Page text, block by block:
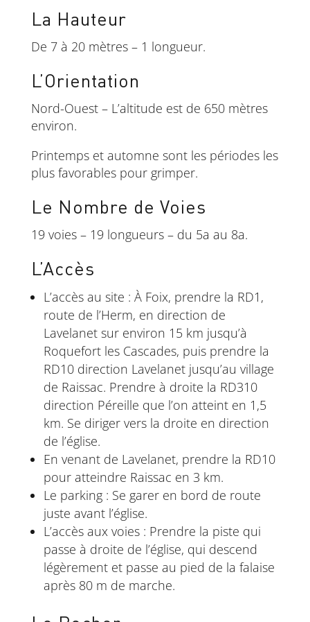
La Hauteur
De 7 à 20 mètres – 1 longueur.
L’Orientation
Nord-Ouest – L’altitude est de 650 mètres
environ.
Printemps et automne sont les périodes les
plus favorables pour grimper.
Le Nombre de Voies
19 voies – 19 longueurs – du 5a au 8a.
L’Accès
L’accès au site : À Foix, prendre la RD1,
route de l’Herm, en direction de
Lavelanet sur environ 15 km jusqu’à
Roquefort les Cascades, puis prendre la
RD10 direction Lavelanet jusqu’au village
de Raissac. Prendre à droite la RD310
direction Péreille que l’on atteint en 1,5
km. Se diriger vers la droite en direction
de l’église.
En venant de Lavelanet, prendre la RD10
pour atteindre Raissac en 3 km.
Le parking : Se garer en bord de route
juste avant l’église.
L’accès aux voies : Prendre la piste qui
passe à droite de l’église, qui descend
légèrement et passe au pied de la falaise
après 80 m de marche.